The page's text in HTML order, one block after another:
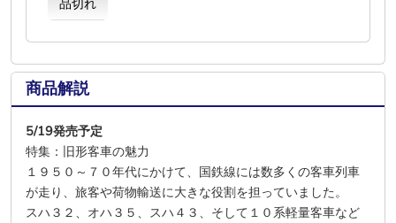
品切れ
商品解説
5/19発売予定
特集：旧形客車の魅力
１９５０～７０年代にかけて、国鉄線には数多くの客車列車
が走り、旅客や荷物輸送に大きな役割を担っていました。
スハ３２、オハ３５、スハ４３、そして１０系軽量客車など